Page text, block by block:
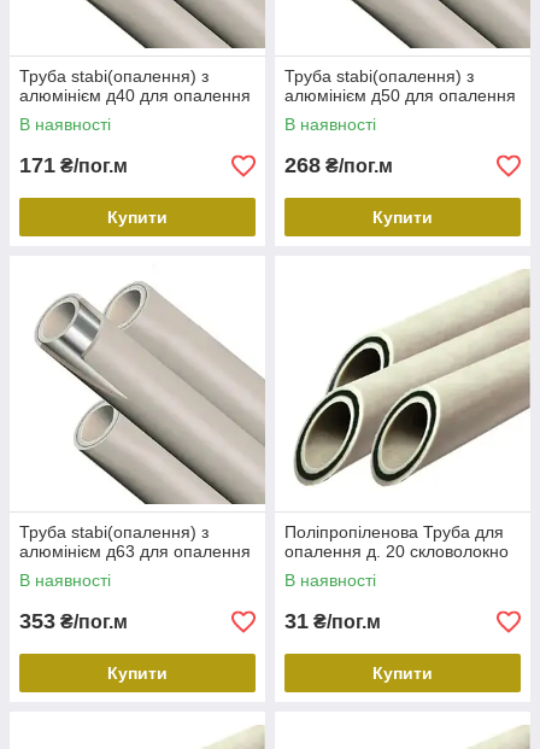
Труба stabi(опалення) з
алюмінієм д40 для опалення
В наявності
171 ₴/пог.м
Купити
Труба stabi(опалення) з
алюмінієм д50 для опалення
В наявності
268 ₴/пог.м
Купити
Труба stabi(опалення) з
алюмінієм д63 для опалення
В наявності
353 ₴/пог.м
Купити
Поліпропіленова Труба для
опалення д. 20 скловолокно
В наявності
31 ₴/пог.м
Купити